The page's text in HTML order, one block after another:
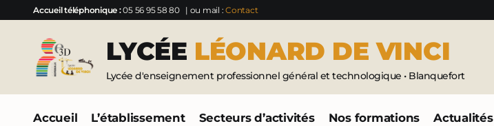
Accueil téléphonique :05 56 95 58 80 | ou mail : Contact
LYCÉE LÉONARD DE VINCI
Lycée d'enseignement professionnel général et technologique • Blanquefort
Accueil L’établissement Secteurs d’activités Nos formations Actualités